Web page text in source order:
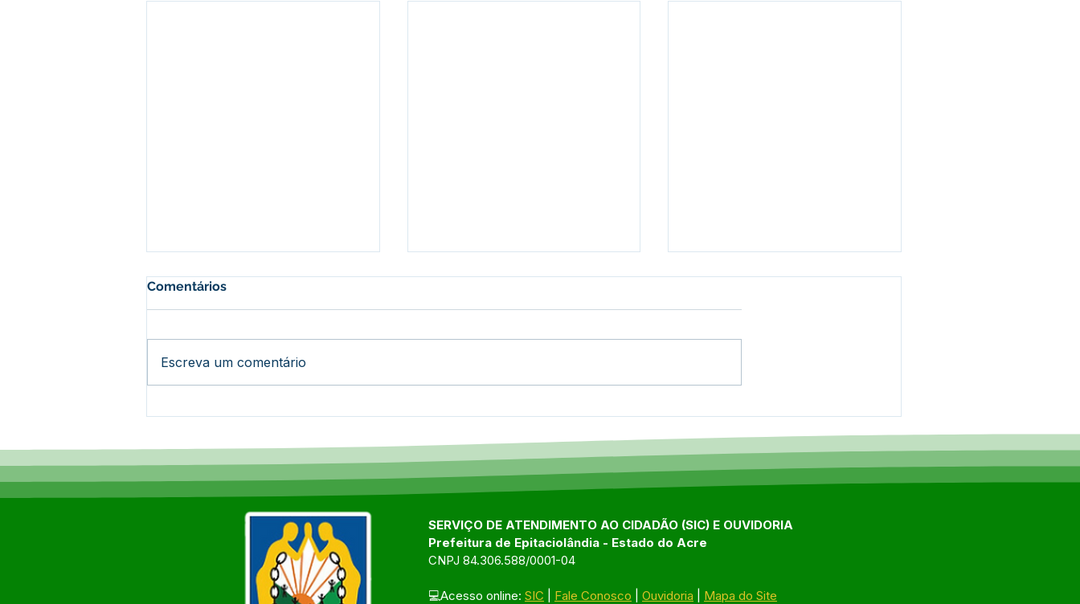
agrícola por meio de
cessão da Prefeitura de
Epitaciolândia
abertura de cursos
profissionalizantes para
mulheres
ramais de Epitaciolândia
em reunião no Deracre
Comentários
Escreva um comentário
SERVIÇO DE ATENDIMENTO AO CIDADÃO (SIC) E OUVIDORIA
Prefeitura de Epitaciolândia - Estado do Acre
CNPJ 84.306.588/0001-04
💻Acesso online: SIC Fale Conosco Ouvidoria Mapa do Site